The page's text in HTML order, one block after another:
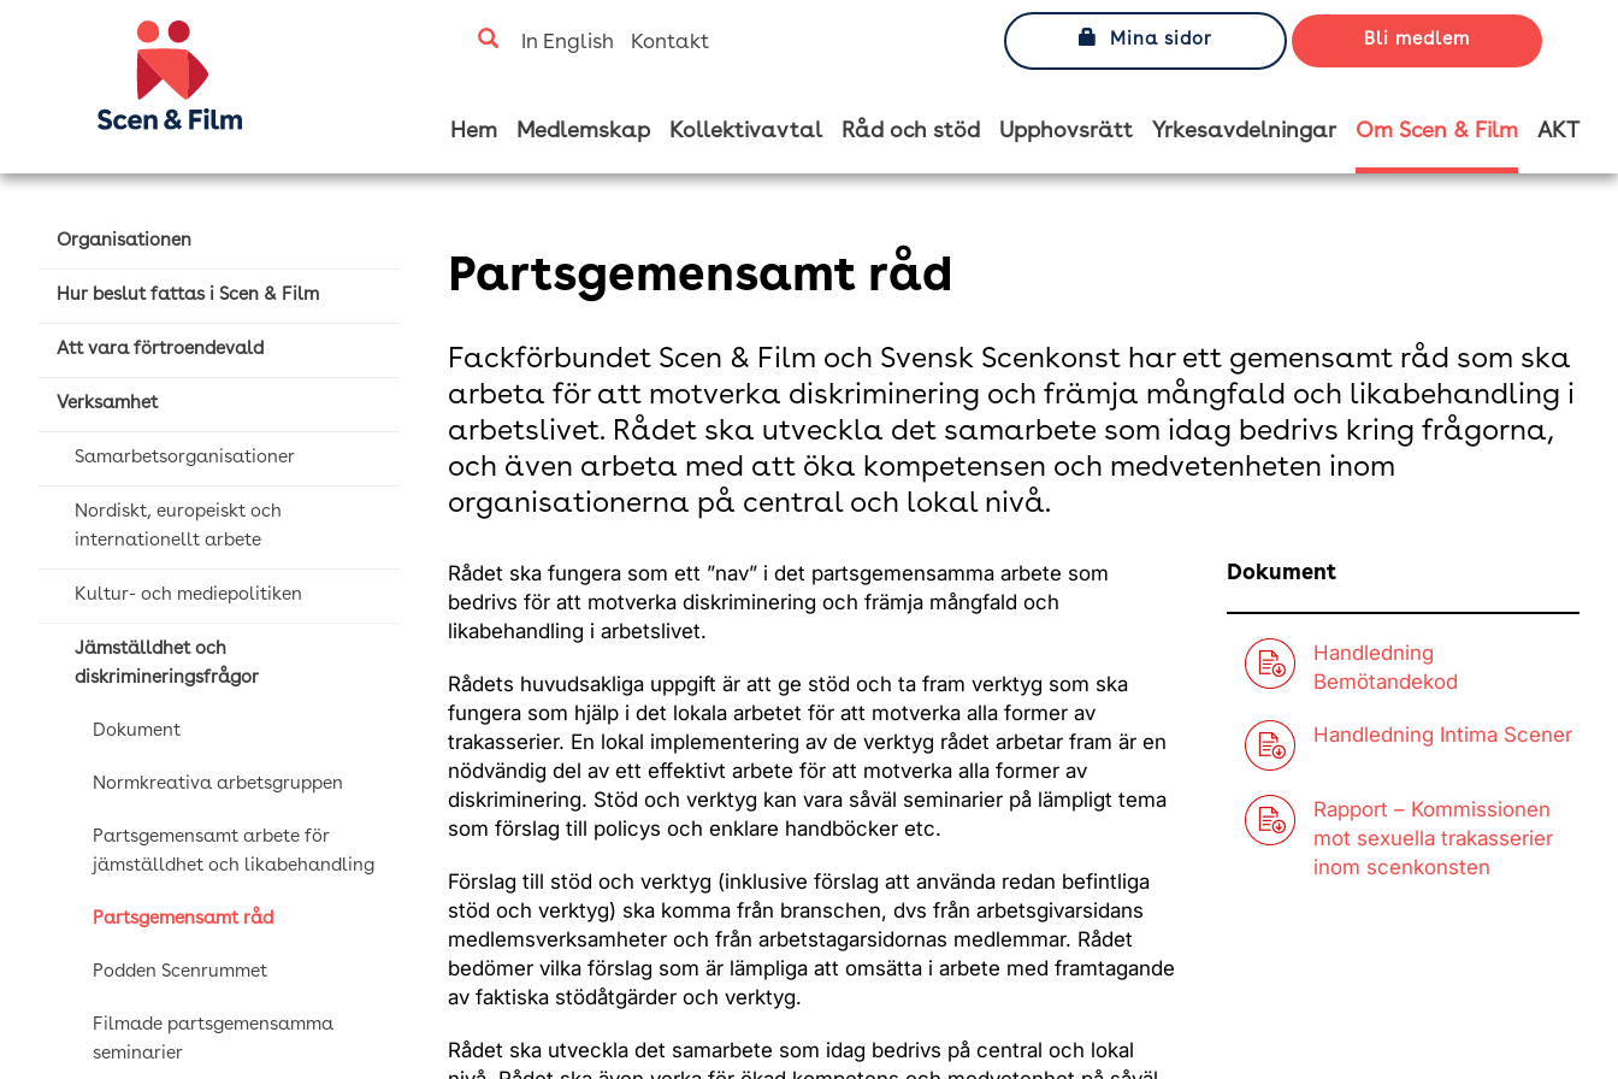
In English Kontakt Mina sidor Bli medlem
Hem Medlemskap Kollektivavtal Råd och stöd Upphovsrätt Yrkesavdelningar Om Scen & Film AKT
Organisationen
Hur beslut fattas i Scen & Film
Att vara förtroendevald
Verksamhet
Samarbetsorganisationer
Nordiskt, europeiskt och
internationellt arbete
Kultur- och mediepolitiken
Jämställdhet och
diskrimineringsfrågor
Dokument
Normkreativa arbetsgruppen
Partsgemensamt arbete för
jämställdhet och likabehandling
Partsgemensamt råd
Podden Scenrummet
Filmade partsgemensamma
seminarier
Partsgemensamt råd
Fackförbundet Scen & Film och Svensk Scenkonst har ett gemensamt råd som ska
arbeta för att motverka diskriminering och främja mångfald och likabehandling i
arbetslivet. Rådet ska utveckla det samarbete som idag bedrivs kring frågorna,
och även arbeta med att öka kompetensen och medvetenheten inom
organisationerna på central och lokal nivå.
Rådet ska fungera som ett ”nav” i det partsgemensamma arbete som
bedrivs för att motverka diskriminering och främja mångfald och
likabehandling i arbetslivet.
Rådets huvudsakliga uppgift är att ge stöd och ta fram verktyg som ska
fungera som hjälp i det lokala arbetet för att motverka alla former av
trakasserier. En lokal implementering av de verktyg rådet arbetar fram är en
nödvändig del av ett effektivt arbete för att motverka alla former av
diskriminering. Stöd och verktyg kan vara såväl seminarier på lämpligt tema
som förslag till policys och enklare handböcker etc.
Förslag till stöd och verktyg (inklusive förslag att använda redan befintliga
stöd och verktyg) ska komma från branschen, dvs från arbetsgivarsidans
medlemsverksamheter och från arbetstagarsidornas medlemmar. Rådet
bedömer vilka förslag som är lämpliga att omsätta i arbete med framtagande
av faktiska stödåtgärder och verktyg.
Rådet ska utveckla det samarbete som idag bedrivs på central och lokal
Dokument
Handledning
Bemötandekod
Handledning Intima Scener
Rapport – Kommissionen
mot sexuella trakasserier
inom scenkonsten